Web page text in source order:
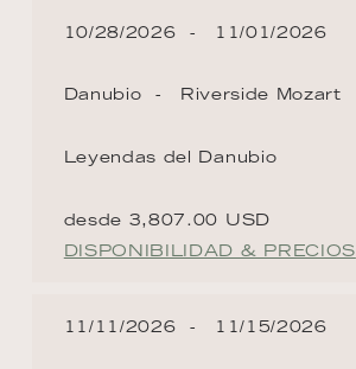
10/28/2026 11/01/2026
Danubio Riverside Mozart
Leyendas del Danubio
desde 3,807.00 USD
DISPONIBILIDAD & PRECIOS
11/11/2026 11/15/2026